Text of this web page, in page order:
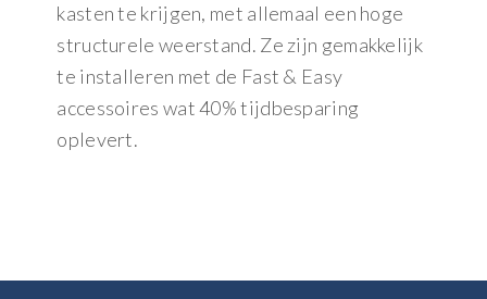
kasten te krijgen, met allemaal een hoge
structurele weerstand. Ze zijn gemakkelijk
te installeren met de Fast & Easy
accessoires wat 40% tijdbesparing
oplevert.